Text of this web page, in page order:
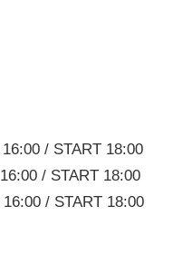
/ START 18:00
/ START 18:00
/ START 18:00